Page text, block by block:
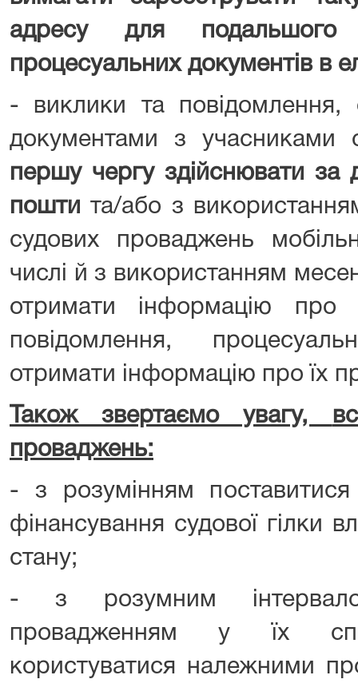
адресу для подальшого
процесуальних документів в
- виклики та повідомлення,
документами з учасниками
першу чергу здійснювати за
пошти та/або з
судових проваджень
числі й з використанням
отримати інформацію про
повідомлення,
отримати інформацію про їх
Також звертаємо увагу,
проваджень:
- з розумінням
фінансування судової гілки
стану;
- з розумним
провадженням у їх
користуватися належними